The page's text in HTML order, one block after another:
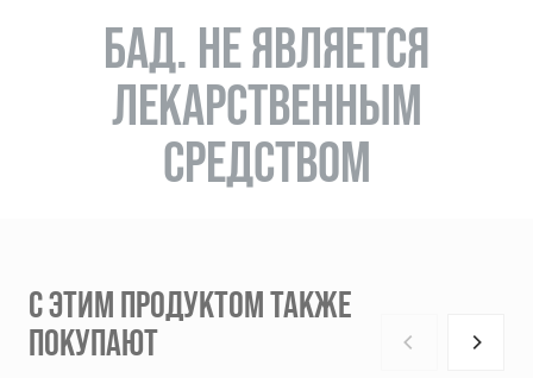
БАД. НЕ ЯВЛЯЕТСЯ
ЛЕКАРСТВЕННЫМ
СРЕДСТВОМ
С ЭТИМ ПРОДУКТОМ ТАКЖЕ
ПОКУПАЮТ